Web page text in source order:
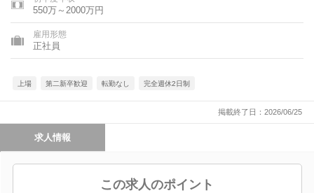
550万～2000万円
雇用形態
正社員
上場 第二新卒歓迎 転勤なし 完全週休2日制
掲載終了日：2026/06/25
求人情報
この求人のポイント